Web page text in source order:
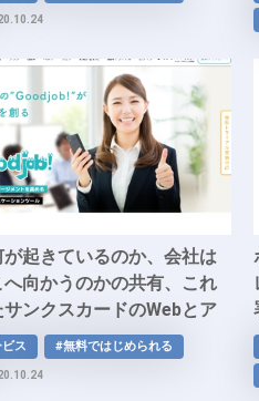
起きているのか、会社は
へ向かうのかの共有、これ
サンクスカードのWebとア
用など、社内コミュニケ
するツール「Goodjob!」
ージメントを高めましょ
ス
#無料ではじめられる